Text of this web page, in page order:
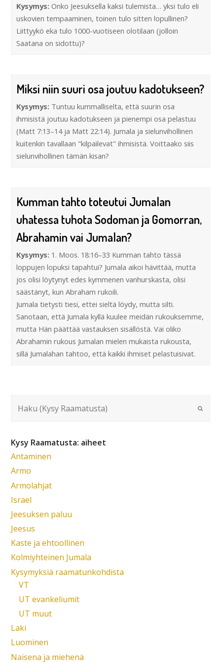
Kysymys:Onko Jeesuksella kaksi tulemista… yksi tulo eli
uskovien tempaaminen, toinen tulo sitten lopullinen?
Liittyykö eka tulo 1000-vuotiseen olotilaan (jolloin
Saatana on sidottu)?
Miksi niin suuri osa joutuu kadotukseen?
Kysymys: Tuntuu kummalliselta, että suurin osa
ihmisistä joutuu kadotukseen ja pienempi osa pelastuu
(Matt 7:13–14 ja Matt 22:14). Jumala ja sielunvihollinen
kuitenkin tavallaan "kilpailevat" ihmisistä. Voittaako siis
sielunvihollinen tämän kisan?
Kumman tahto toteutui Jumalan
uhatessa tuhota Sodoman ja Gomorran,
Abrahamin vai Jumalan?
Kysymys: 1. Moos. 18:16–33 Kumman tahto tässä
loppujen lopuksi tapahtui? Jumala aikoi hävittää, mutta
jos olisi löytynyt edes kymmenen vanhurskasta, olisi
säästänyt, kun Abraham rukoili.
Jumala tietysti tiesi, ettei sieltä löydy, mutta silti.
Sanotaan, että Jumala kyllä kuulee meidän rukouksemme,
mutta Hän päättää vastauksen sisällöstä. Vai oliko
Abrahamin rukous Jumalan mielen mukaista rukousta,
sillä Jumalahan tahtoo, että kaikki ihmiset pelastuisivat.
Kysy Raamatusta: aiheet
Antaminen
Armo
Armolahjat
Israel
Jeesuksen paluu
Jeesus
Kaste ja ehtoollinen
Kolmiyhteinen Jumala
Kysymyksiä raamatunkohdista
VT
UT evankeliumit
UT muut
Laki
Luominen
Naisena ja miehenä